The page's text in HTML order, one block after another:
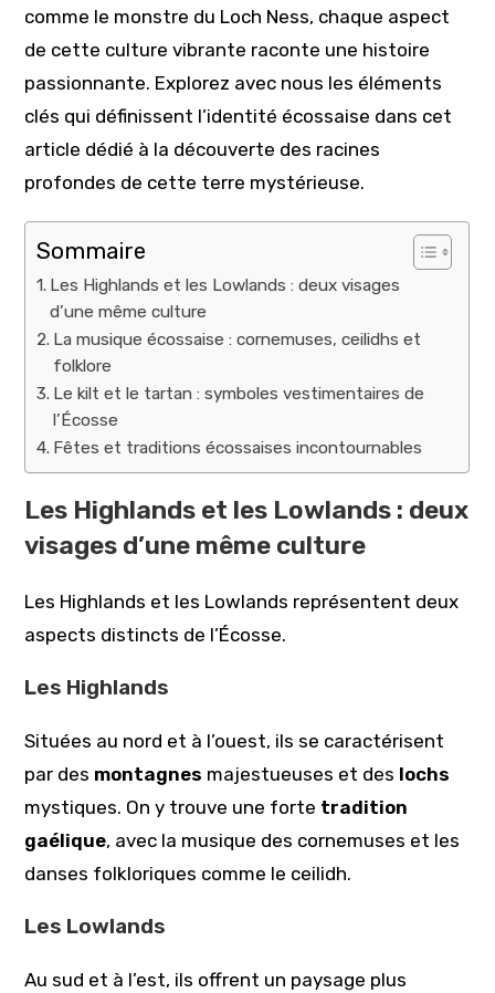
comme le monstre du Loch Ness, chaque aspect
de cette culture vibrante raconte une histoire
passionnante. Explorez avec nous les éléments
clés qui définissent l’identité écossaise dans cet
article dédié à la découverte des racines
profondes de cette terre mystérieuse.
Sommaire
Les Highlands et les Lowlands : deux visages
d’une même culture
La musique écossaise : cornemuses, ceilidhs et
folklore
Le kilt et le tartan : symboles vestimentaires de
l’Écosse
Fêtes et traditions écossaises incontournables
Les Highlands et les Lowlands : deux
visages d’une même culture
Les Highlands et les Lowlands représentent deux
aspects distincts de l’Écosse.
Les Highlands
Situées au nord et à l’ouest, ils se caractérisent
par des montagnes majestueuses et des lochs
mystiques. On y trouve une forte tradition
gaélique, avec la musique des cornemuses et les
danses folkloriques comme le ceilidh.
Les Lowlands
Au sud et à l’est, ils offrent un paysage plus